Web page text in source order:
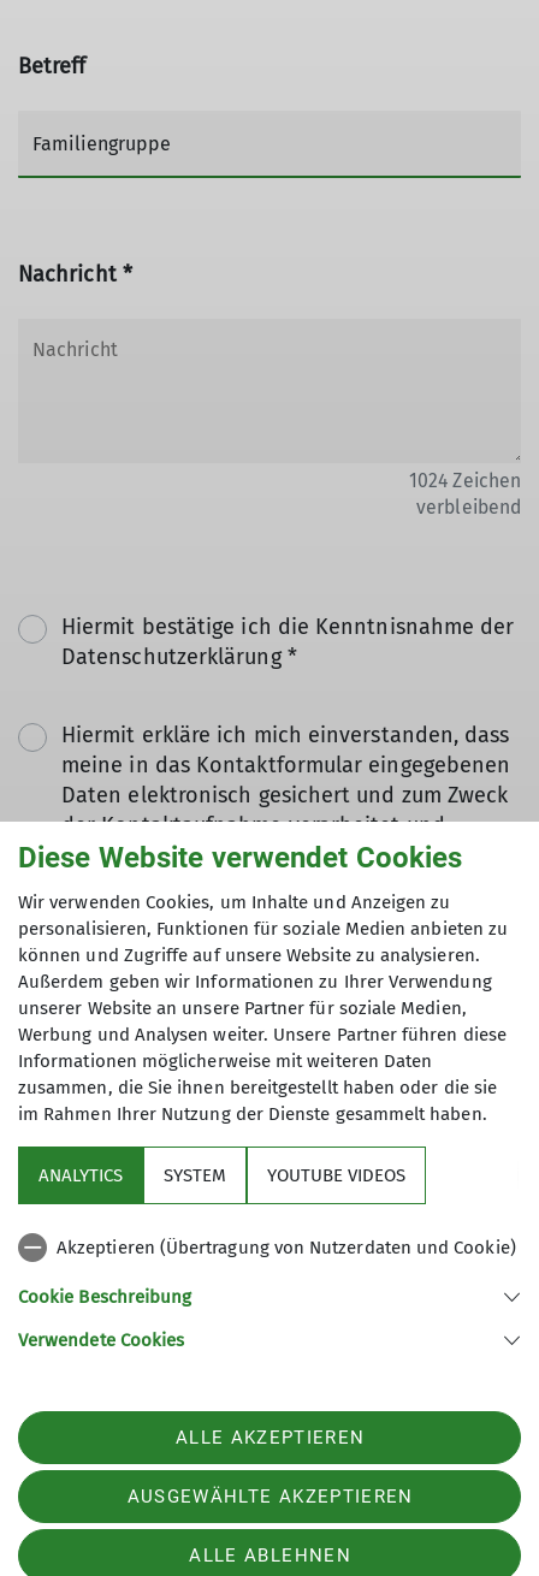
Betreff
Nachricht *
1024 Zeichen
verbleibend
Hiermit bestätige ich die Kenntnisnahme der
Datenschutzerklärung *
Hiermit erkläre ich mich einverstanden, dass
meine in das Kontaktformular eingegebenen
Daten elektronisch gesichert und zum Zweck
der Kontaktaufnahme verarbeitet und
genutzt werden. Mir ist bekannt, dass ich
kann. *
Mit (*) markierte Felder
sind Pflichtfelder
Absenden
Sektion
DAV
Sektion Koblenz des Deutschen Alpenvereins e.V.
Telefon +4926179452
Datenschutz-Einstellungen
Datenschutz
Impressum
Diese Website verwendet Cookies
Wir verwenden Cookies, um Inhalte und Anzeigen zu
personalisieren, Funktionen für soziale Medien anbieten zu
können und Zugriffe auf unsere Website zu analysieren.
Außerdem geben wir Informationen zu Ihrer Verwendung
unserer Website an unsere Partner für soziale Medien,
Werbung und Analysen weiter. Unsere Partner führen diese
Informationen möglicherweise mit weiteren Daten
zusammen, die Sie ihnen bereitgestellt haben oder die sie
im Rahmen Ihrer Nutzung der Dienste gesammelt haben.
ANALYTICS SYSTEM YOUTUBE VIDEOS
Akzeptieren (Übertragung von Nutzerdaten und Cookie)
Cookie Beschreibung
Verwendete Cookies
ALLE AKZEPTIEREN
AUSGEWÄHLTE AKZEPTIEREN
ALLE ABLEHNEN